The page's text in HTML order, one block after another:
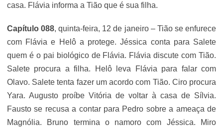
casa. Flávia informa a Tião que é sua filha.
Capítulo 088, quinta-feira, 12 de janeiro – Tião se enfurece
com Flávia e Helô a protege. Jéssica conta para Salete
quem é o pai biológico de Flávia. Flávia discute com Tião.
Salete procura a filha. Helô leva Flávia para falar com
Olavo. Salete tenta fazer um acordo com Tião. Ciro procura
Yara. Augusto proíbe Vitória de voltar à casa de Sílvia.
Fausto se recusa a contar para Pedro sobre a ameaça de
Magnólia. Bruno termina o namoro com Jéssica. Miro